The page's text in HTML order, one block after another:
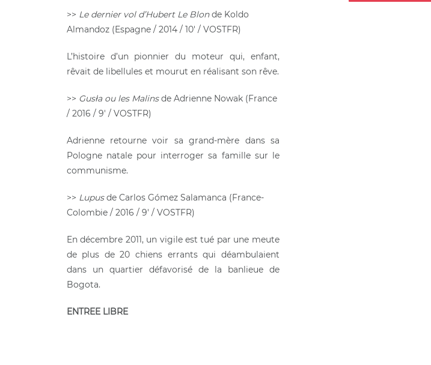
>> Le dernier vol d’Hubert Le Blonde Koldo
Almandoz (Espagne / 2014 / 10′ / VOSTFR)
L’histoire d’un pionnier du moteur qui, enfant,
rêvait de libellules et mourut en réalisant son rêve.
>> Gusła ou les Malinsde Adrienne Nowak (France
/ 2016 / 9′ / VOSTFR)
Adrienne retourne voir sa grand-mère dans sa
Pologne natale pour interroger sa famille sur le
communisme.
>> Lupusde Carlos Gómez Salamanca (France-
Colombie / 2016 / 9′ / VOSTFR)
En décembre 2011, un vigile est tué par une meute
de plus de 20 chiens errants qui déambulaient
dans un quartier défavorisé de la banlieue de
Bogota.
ENTREE LIBRE